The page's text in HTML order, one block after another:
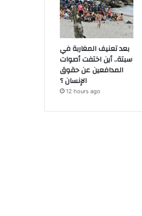
بعد تعنيف المغاربة في
سبتة.. أين اختفت أصوات
المدافعين عن حقوق
الإنسان ؟
12 hours ago